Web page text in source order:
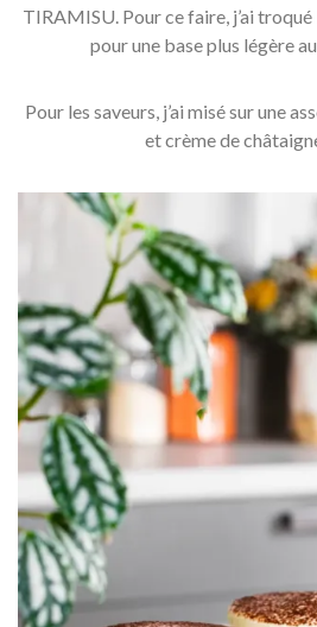
TIRAMISU. Pour ce faire, j’ai
pour une base plus légère
Pour les saveurs, j’ai misé sur une
et crème de